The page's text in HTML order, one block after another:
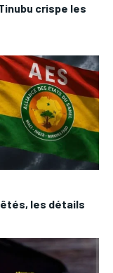
crispe les
les détails